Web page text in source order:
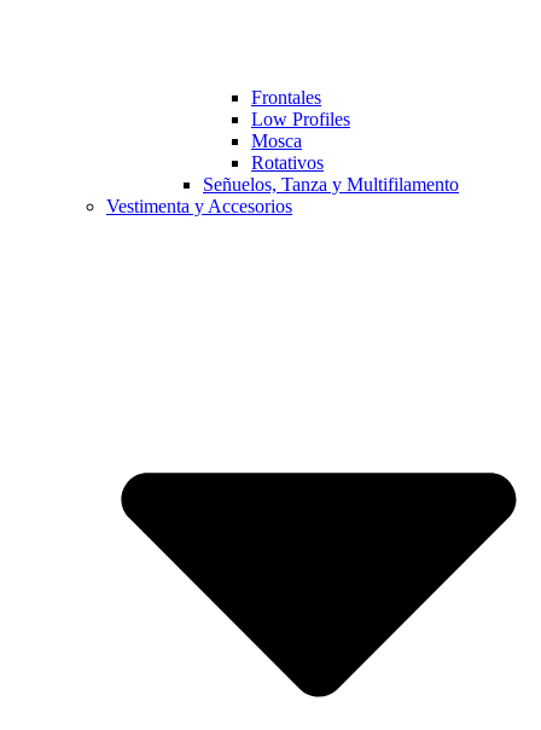
Frontales
Low Profiles
Mosca
Rotativos
Señuelos, Tanza y Multifilamento
Vestimenta y Accesorios